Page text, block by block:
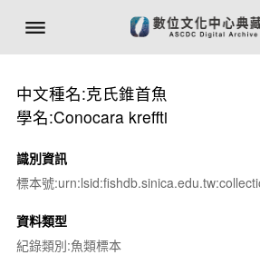
中文種名:克氏錐首魚
學名:Conocara kreffti
識別資訊
標本號
資料類型
紀錄類別:魚類標本